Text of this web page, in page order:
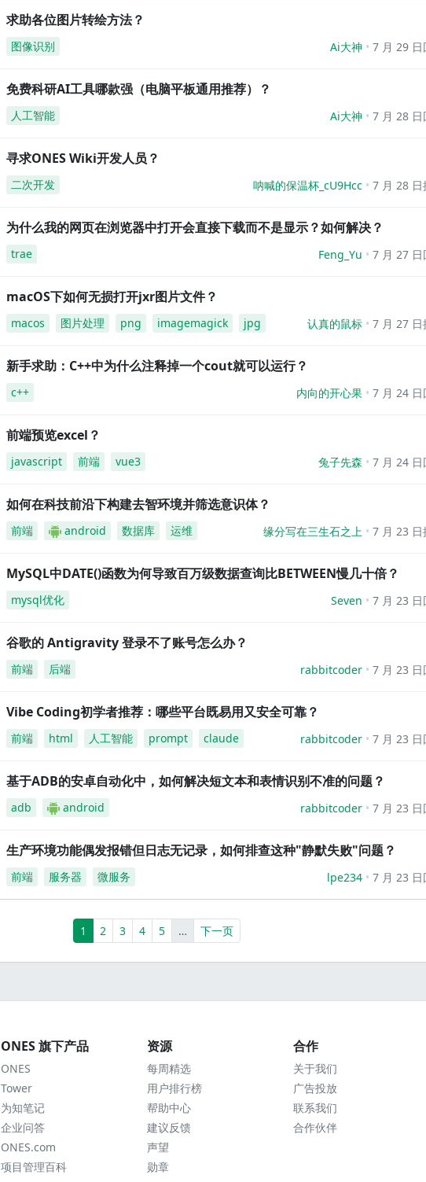
求助各位图片转绘方法？
图像识别 Ai大神 7 月 29 日
免费科研AI工具哪款强（电脑平板通用推荐）？
人工智能 Ai大神 7 月 28 日
寻求ONES Wiki开发人员？
二次开发 呐喊的保温杯_cU9Hcc 7 月 28 日
为什么我的网页在浏览器中打开会直接下载而不是显示？如何解决？
trae Feng_Yu 7 月 27 日
macOS下如何无损打开jxr图片文件？
macos 图片处理 png imagemagick jpg 认真的鼠标 7 月 27 日
新手求助：C++中为什么注释掉一个cout就可以运行？
c++ 内向的开心果 7 月 24 日
前端预览excel？
javascript 前端 vue3 兔子先森 7 月 24 日
如何在科技前沿下构建去智环境并筛选意识体？
前端 android 数据库 运维 缘分写在三生石之上 7 月 23 日
MySQL中DATE()函数为何导致百万级数据查询比BETWEEN慢几十倍？
mysql优化 Seven 7 月 23 日
谷歌的 Antigravity 登录不了账号怎么办？
前端 后端 rabbitcoder 7 月 23 日
Vibe Coding初学者推荐：哪些平台既易用又安全可靠？
前端 html 人工智能 prompt claude rabbitcoder 7 月 23 日
基于ADB的安卓自动化中，如何解决短文本和表情识别不准的问题？
adb android rabbitcoder 7 月 23 日
生产环境功能偶发报错但日志无记录，如何排查这种"静默失败"问题？
前端 服务器 微服务 lpe234 7 月 23 日
1 (current)
2 3 4 5 …More下一页
ONES 旗下产品
ONES
Tower
为知笔记
企业问答
ONES.com
项目管理百科
资源
每周精选
用户排行榜
帮助中心
建议反馈
声望
勋章
合作
关于我们
广告投放
联系我们
合作伙伴